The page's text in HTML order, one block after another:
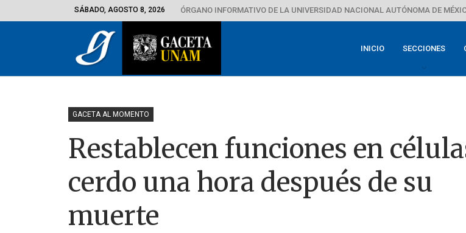
SÁBADO, AGOSTO 8, 2026 ÓRGANO INFORMATIVO DE LA UNIVERSIDAD NACIONAL AUTÓNOMA DE
INICIO SECCIONES
GACETA AL MOMENTO
Restablecen funciones en
cerdo una hora después de su
muerte